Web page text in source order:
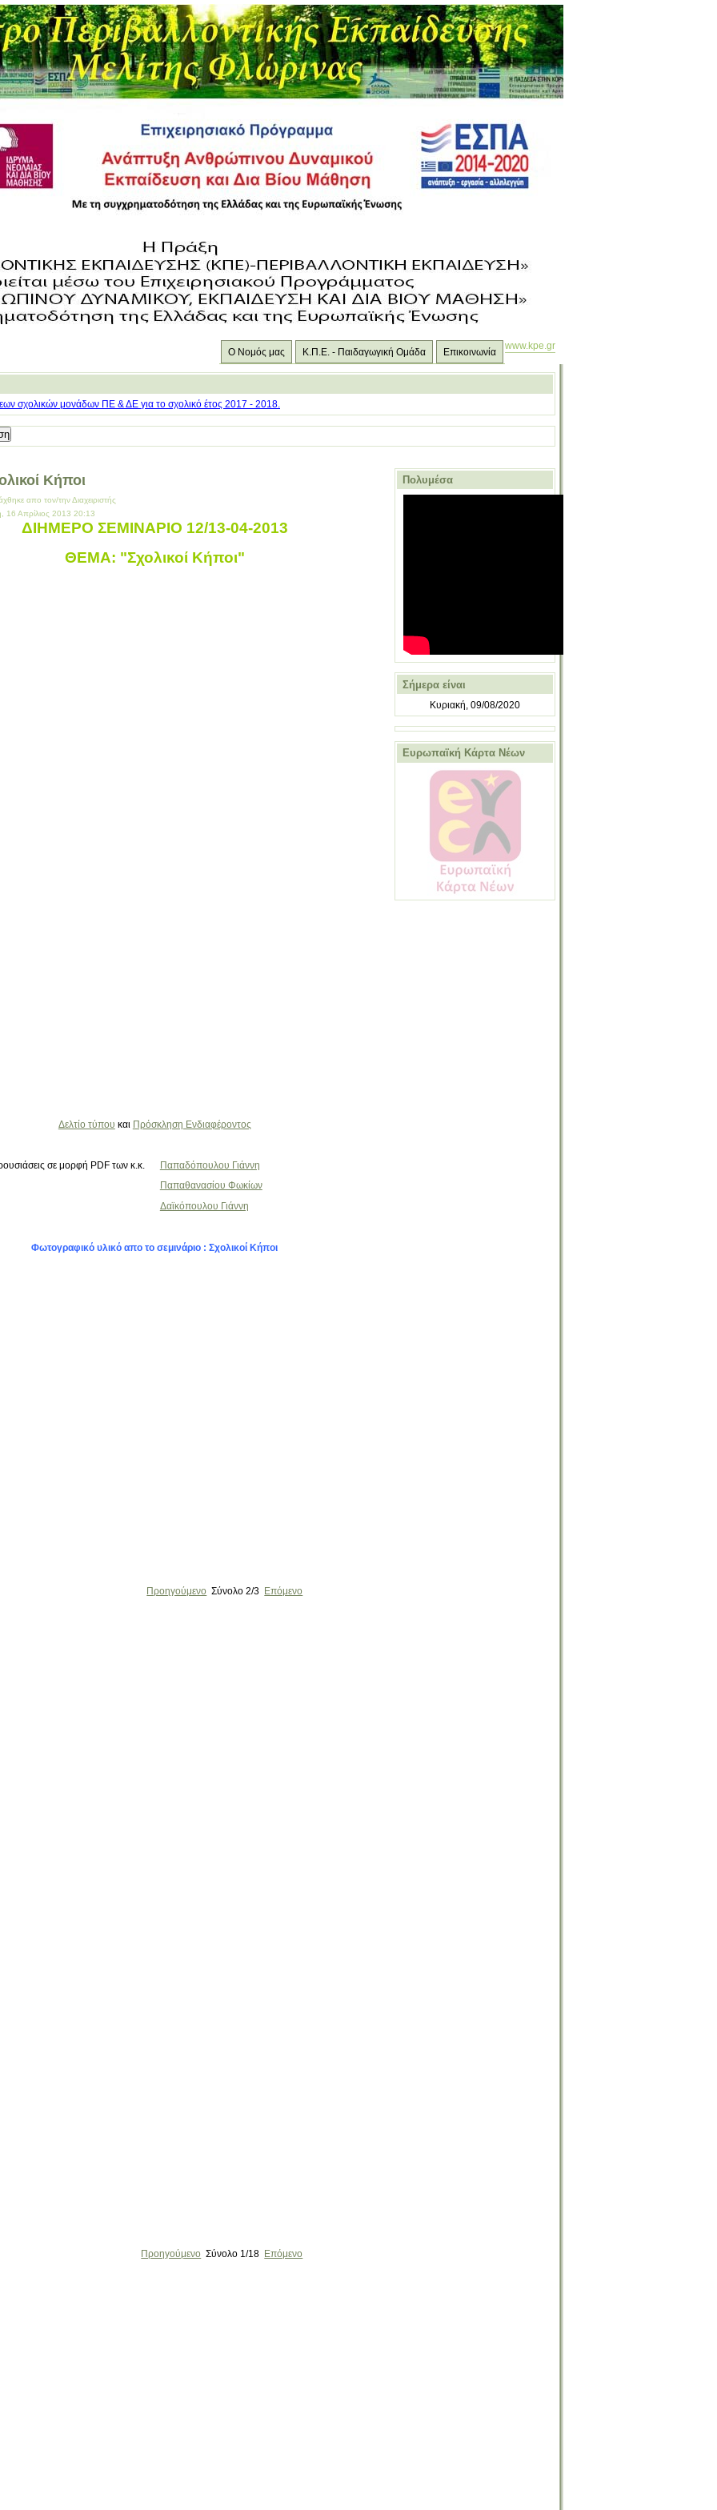
www.kpe.gr
Επικοινωνία
Κ.Π.Ε. - Παιδαγωγική Ομάδα
Ο Νομός μας
σχολικών μονάδων ΠΕ & ΔΕ για το σχολικό έτος 2017 - 2018.
Κήποι
απο τον/την Διαχειριστής
16 Απρίλιος 2013 20:13
ΔΙΗΜΕΡΟ ΣΕΜΙΝΑΡΙΟ 12/13-04-2013
ΘΕΜΑ: "Σχολικοί Κήποι"
Δελτίο τύπου και Πρόσκληση Ενδιαφέροντος
σε μορφή PDF των κ.κ.
Παπαδόπουλου Γιάννη
Παπαθανασίου Φωκίων
Δαϊκόπουλου Γιάννη
Φωτογραφικό υλικό απο το σεμινάριο : Σχολικοί Κήποι
Προηγούμενο Σύνολο 2/3 Επόμενο
Προηγούμενο Σύνολο 1/18 Επόμενο
Πολυμέσα
Σήμερα είναι
Κυριακή, 09/08/2020
Ευρωπαϊκή Κάρτα Νέων